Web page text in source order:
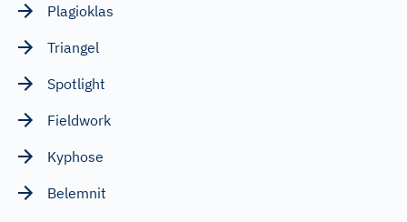
Plagioklas
Triangel
Spotlight
Fieldwork
Kyphose
Belemnit